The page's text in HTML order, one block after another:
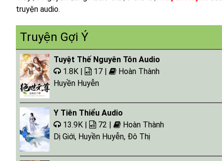
Tap 018
Tap 020
Tap 021
Tap 022
Tap 023
Tap 024
Tap 025
Tap 026
truyện audio.
Truyện Gợi Ý
Tuyệt Thế Nguyên Tôn Audio
1.8K |
17 |
Hoàn Thành
Huyền Huyễn
Y Tiên Thiểu Audio
13.9K |
72 |
Hoàn Thành
Dị Giới, Huyền Huyễn, Đô Thị